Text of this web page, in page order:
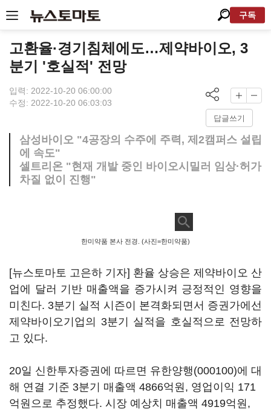
구독
고환율·경기침체에도…제약바이오, 3
분기 '호실적' 전망
입력: 2022-10-20 06:00:00
수정: 2022-10-20 06:03:03
답글쓰기
삼성바이오 "4공장의 수주에 주력, 제2캠퍼스 설립
에 속도"
셀트리온 "현재 개발 중인 바이오시밀러 임상·허가
차질 없이 진행"
한미약품 본사 전경. (사진=한미약품)
[뉴스토마토 고은하 기자] 환율 상승은 제약바이오 산
업에 달러 기반 매출액을 증가시켜 긍정적인 영향을
미친다. 3분기 실적 시즌이 본격화되면서 증권가에선
제약바이오기업의 3분기 실적을 호실적으로 전망하
고 있다.
20일 신한투자증권에 따르면 유한양행(000100)에 대
해 연결 기준 3분기 매출액 4866억원, 영업이익 171
억원으로 추정했다. 시장 예상치 매출액 4919억원,